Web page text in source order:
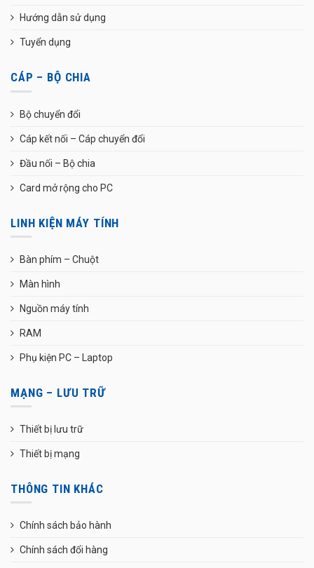
Hướng dẫn sử dụng
Tuyển dụng
CÁP – BỘ CHIA
Bộ chuyển đổi
Cáp kết nối – Cáp chuyển đổi
Đầu nối – Bộ chia
Card mở rộng cho PC
LINH KIỆN MÁY TÍNH
Bàn phím – Chuột
Màn hình
Nguồn máy tính
RAM
Phụ kiện PC – Laptop
MẠNG – LƯU TRỮ
Thiết bị lưu trữ
Thiết bị mạng
THÔNG TIN KHÁC
Chính sách bảo hành
Chính sách đổi hàng